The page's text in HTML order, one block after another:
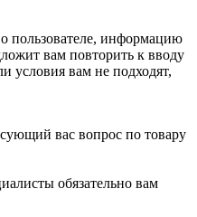
пользователе, информацию
вам повторить к вводу
условия вам не подходят,
вас вопрос по товару
обязательно вам